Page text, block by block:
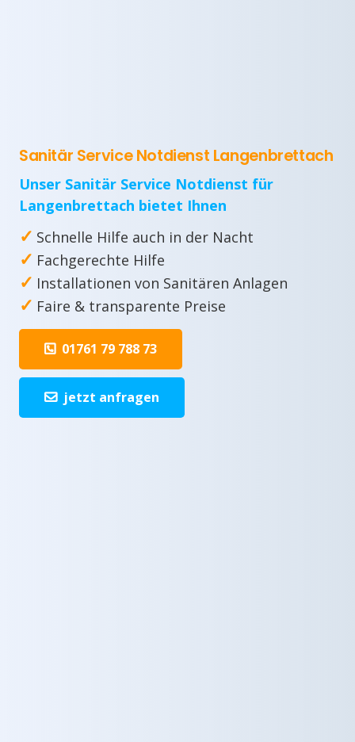
Sanitär Service Notdienst Langenbrettach
Unser Sanitär Service Notdienst für
Langenbrettach bietet Ihnen
✓ Schnelle Hilfe auch in der Nacht
✓ Fachgerechte Hilfe
✓ Installationen von Sanitären Anlagen
✓ Faire & transparente Preise
01761 79 788 73
jetzt anfragen